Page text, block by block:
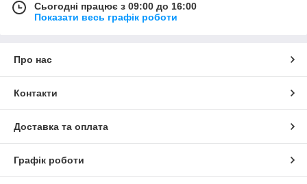
Сьогодні працює з 09:00 до 16:00
Показати весь графік роботи
Про нас
Контакти
Доставка та оплата
Графік роботи